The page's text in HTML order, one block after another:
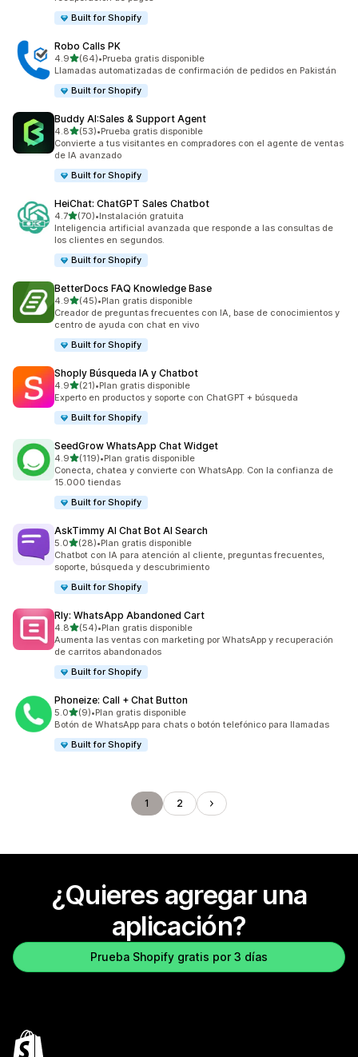
Built for Shopify
Robo Calls PK
4.9de 5 estrellas
(64)
64 reseñas en total
•Prueba gratis disponible
Llamadas automatizadas de confirmación de pedidos en Pakistán
Built for Shopify
Buddy AI:Sales & Support Agent
4.8de 5 estrellas
(53)
53 reseñas en total
•Prueba gratis disponible
Convierte a tus visitantes en compradores con el agente de ventas
de IA avanzado
Built for Shopify
HeiChat: ChatGPT Sales Chatbot
4.7de 5 estrellas
(70)
70 reseñas en total
•Instalación gratuita
Inteligencia artificial avanzada que responde a las consultas de
los clientes en segundos.
Built for Shopify
BetterDocs FAQ Knowledge Base
4.9de 5 estrellas
(45)
45 reseñas en total
•Plan gratis disponible
Creador de preguntas frecuentes con IA, base de conocimientos y
centro de ayuda con chat en vivo
Built for Shopify
Shoply Búsqueda IA y Chatbot
4.9de 5 estrellas
(21)
21 reseñas en total
•Plan gratis disponible
Experto en productos y soporte con ChatGPT + búsqueda
Built for Shopify
SeedGrow WhatsApp Chat Widget
4.9de 5 estrellas
(119)
119 reseñas en total
•Plan gratis disponible
Conecta, chatea y convierte con WhatsApp. Con la confianza de
15.000 tiendas
Built for Shopify
AskTimmy AI Chat Bot AI Search
5.0de 5 estrellas
(28)
28 reseñas en total
•Plan gratis disponible
Chatbot con IA para atención al cliente, preguntas frecuentes,
soporte, búsqueda y descubrimiento
Built for Shopify
Rly: WhatsApp Abandoned Cart
4.8de 5 estrellas
(54)
54 reseñas en total
•Plan gratis disponible
Aumenta las ventas con marketing por WhatsApp y recuperación
de carritos abandonados
Built for Shopify
Phoneize: Call + Chat Button
5.0de 5 estrellas
(9)
9 reseñas en total
•Plan gratis disponible
Botón de WhatsApp para chats o botón telefónico para llamadas
Built for Shopify
1 2
¿Quieres agregar una
aplicación?
Prueba Shopify gratis por 3 días